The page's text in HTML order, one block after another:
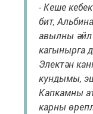
- Кеше
бит,
авылны
кагынырга
Электән
кундымы,
Капкамны
карны